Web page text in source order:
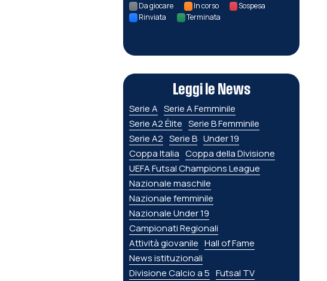
Da giocare In corso
Sospesa
Rinviata
Terminata
Leggi le News
Serie A Serie A Femminile
Serie A2 Élite Serie B Femminile
Serie A2 Serie B Under 19
Coppa Italia Coppa della Divisione
UEFA Futsal Champions League
Nazionale maschile
Nazionale femminile
Nazionale Under 19
Campionati Regionali
Attività giovanile Hall of Fame
News istituzionali
Divisione Calcio a 5 Futsal TV